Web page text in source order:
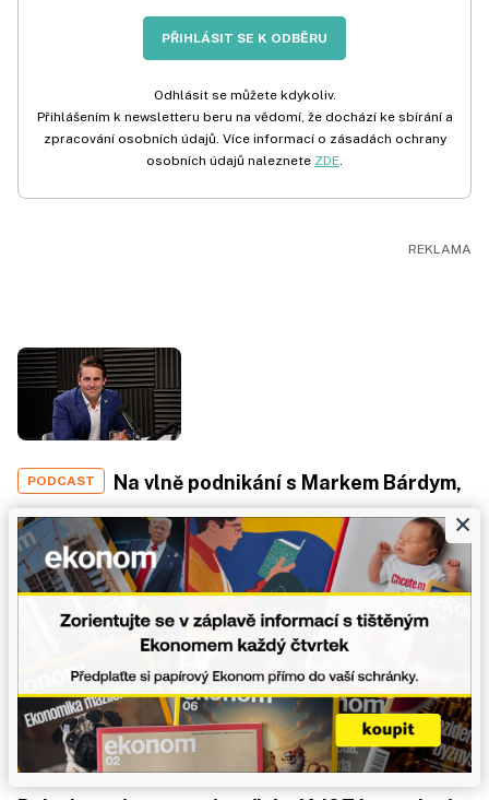
PŘIHLÁSIT SE K ODBĚRU
Odhlásit se můžete kdykoliv.
Přihlášením k newsletteru beru na vědomí, že dochází ke sbírání a
zpracování osobních údajů. Více informací o zásadách ochrany
osobních údajů naleznete ZDE.
PODCAST
Na vlně podnikání s Markem Bárdym,
ředitelem firmy VR Rescue
1 minuta čtení
ROZHOVOR
Po prodeji fabriky klient půl roku
nevylezl z županu. Bohatstvím si kupujete čas.
×